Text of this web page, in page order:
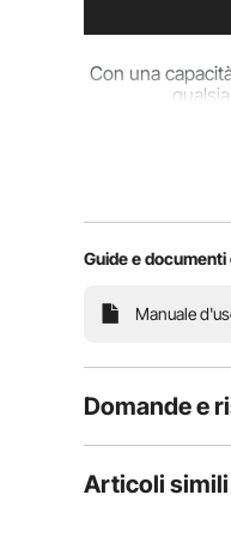
Con una
Guide e
Manuale
Domande e
1 Domande
Articoli